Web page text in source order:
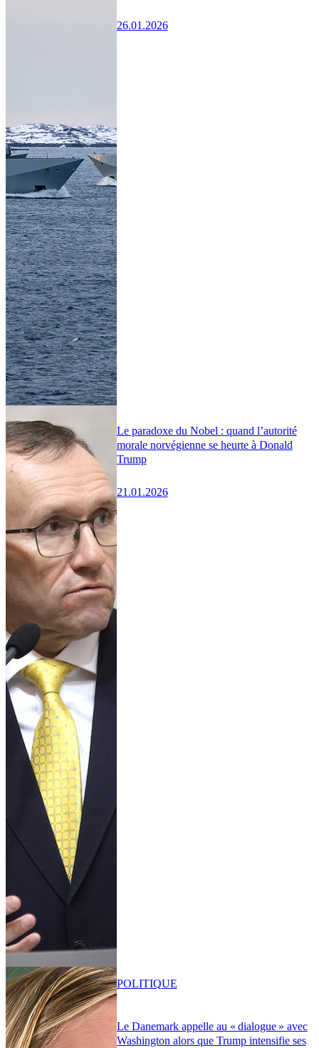
26.01.2026
Le paradoxe du Nobel : quand l’autorité
morale norvégienne se heurte à Donald
Trump
21.01.2026
Le Danemark appelle au « dialogue » avec
Washington alors que Trump intensifie ses
POLITIQUE